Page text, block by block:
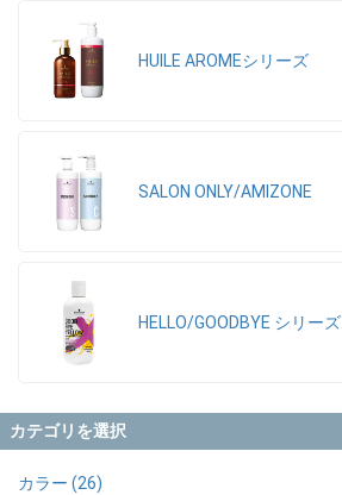
カテゴリを選択
カラー (26)
HUILE AROMEシリーズ
SALON ONLY/AMIZONE
HELLO/GOODBYE シリーズ